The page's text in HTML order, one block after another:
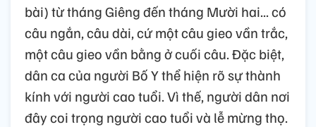
bài) từ tháng Giêng đến tháng Mười hai... có
câu ngắn, câu dài, cứ một câu gieo vần trắc,
một câu gieo vần bằng ở cuối câu. Đặc biệt,
dân ca của người Bố Y thể hiện rõ sự thành
kính với người cao tuổi. Vì thế, người dân nơi
đây coi trọng người cao tuổi và lễ mừng thọ.